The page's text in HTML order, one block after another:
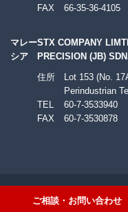
ご相談・お問い合わせ
FAX
66-35-36-4105
マレー
シア
STX COMPANY
PRECISION (JB)
住所
Lot 153 (No.
Perindustrian
TEL
60-7-3533940
FAX
60-7-3530878
© 株式会社